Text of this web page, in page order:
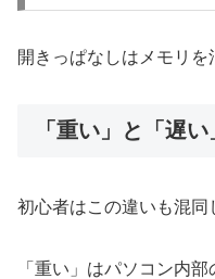
開きっぱなしはメモリを
「重い」と「遅
初心者はこの違いも混同
「重い」はパソコン内